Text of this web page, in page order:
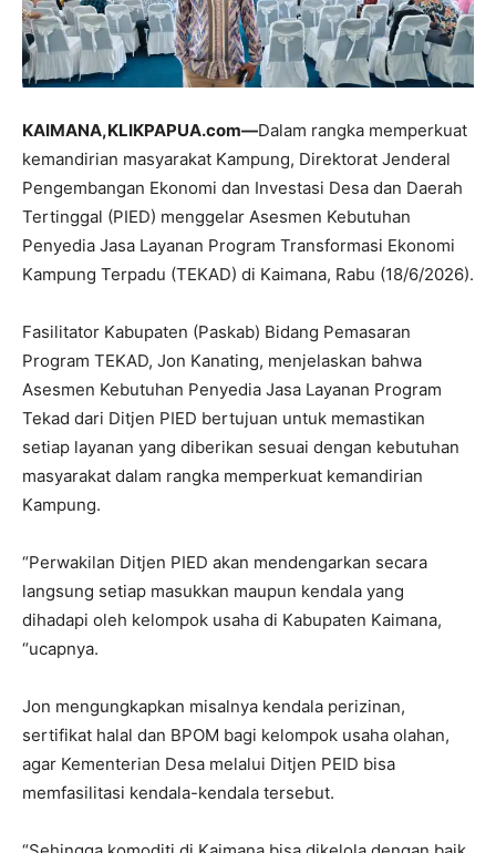
KAIMANA,KLIKPAPUA.com—Dalam rangka memperkuat
kemandirian masyarakat Kampung, Direktorat Jenderal
Pengembangan Ekonomi dan Investasi Desa dan Daerah
Tertinggal (PIED) menggelar Asesmen Kebutuhan
Penyedia Jasa Layanan Program Transformasi Ekonomi
Kampung Terpadu (TEKAD) di Kaimana, Rabu (18/6/2026).
Fasilitator Kabupaten (Paskab) Bidang Pemasaran
Program TEKAD, Jon Kanating, menjelaskan bahwa
Asesmen Kebutuhan Penyedia Jasa Layanan Program
Tekad dari Ditjen PIED bertujuan untuk memastikan
setiap layanan yang diberikan sesuai dengan kebutuhan
masyarakat dalam rangka memperkuat kemandirian
Kampung.
“Perwakilan Ditjen PIED akan mendengarkan secara
langsung setiap masukkan maupun kendala yang
dihadapi oleh kelompok usaha di Kabupaten Kaimana,
“ucapnya.
Jon mengungkapkan misalnya kendala perizinan,
sertifikat halal dan BPOM bagi kelompok usaha olahan,
agar Kementerian Desa melalui Ditjen PEID bisa
memfasilitasi kendala-kendala tersebut.